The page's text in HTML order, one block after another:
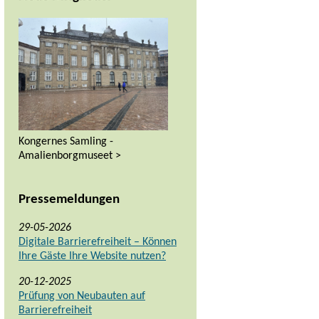
Kongernes Samling -
Amalienborgmuseet >
Pressemeldungen
29-05-2026
Digitale Barrierefreiheit – Können
Ihre Gäste Ihre Website nutzen?
20-12-2025
Prüfung von Neubauten auf
Barrierefreiheit